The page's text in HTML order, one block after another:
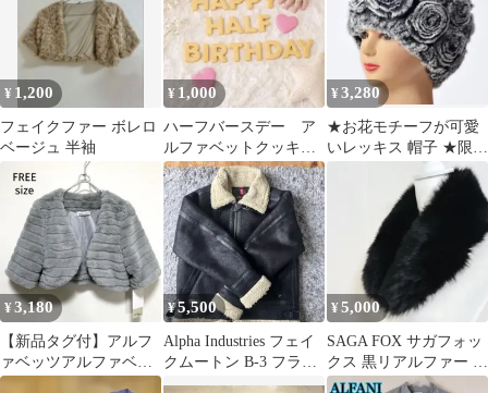
¥ 1,200
フェイクファー ボレロ
ベージュ 半袖
¥ 1,000
ハーフバースデー ア
ルファベットクッキ
ー ローマ字ビスケッ
ト (フェイク)
¥3,280
★お花モチーフが可愛
いレッキス 帽子 ★限定
★レデイース毛皮 リア
¥3,180
【新品タグ付】アルフ
ァベッツアルファベッ
ト フェイクファーボレ
¥5,500
Alpha Industries フェイ
クムートン B-3 フライ
トジャケット
¥5,000
SAGA FOX サガフォッ
クス 黒リアルファー テ
ィペット ショール マフ